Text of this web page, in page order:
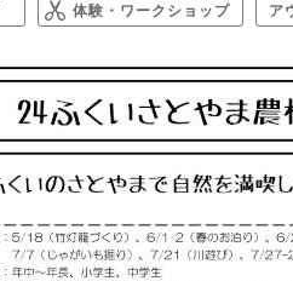
体験・ワークショップ ア